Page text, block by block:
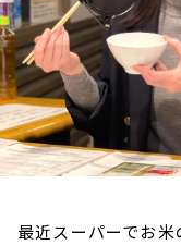
最近スーパーでお米